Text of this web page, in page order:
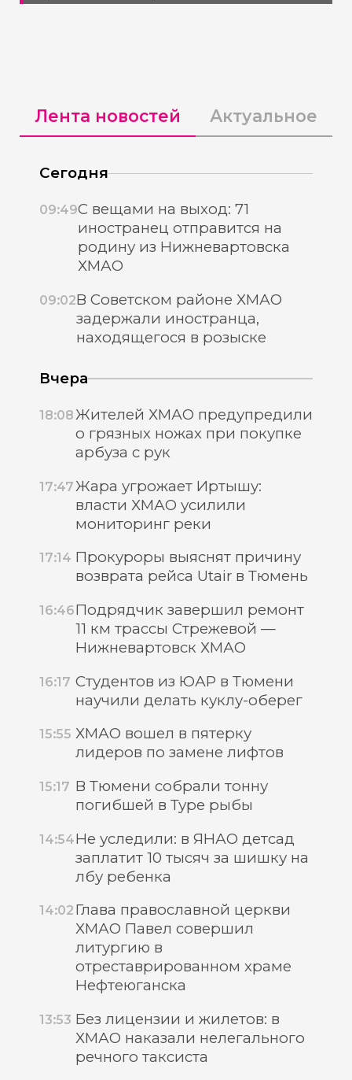
Лента новостей Актуальное
Сегодня
09:49С вещами на выход: 71
иностранец отправится на
родину из Нижневартовска
ХМАО
09:02В Советском районе ХМАО
задержали иностранца,
находящегося в розыске
Вчера
18:08Жителей ХМАО предупредили
о грязных ножах при покупке
арбуза с рук
17:47Жара угрожает Иртышу:
власти ХМАО усилили
мониторинг реки
17:14 Прокуроры выяснят причину
возврата рейса Utair в Тюмень
16:46Подрядчик завершил ремонт
11 км трассы Стрежевой —
Нижневартовск ХМАО
16:17 Студентов из ЮАР в Тюмени
научили делать куклу-оберег
15:55 ХМАО вошел в пятерку
лидеров по замене лифтов
15:17 В Тюмени собрали тонну
погибшей в Туре рыбы
14:54Не уследили: в ЯНАО детсад
заплатит 10 тысяч за шишку на
лбу ребенка
14:02 Глава православной церкви
ХМАО Павел совершил
литургию в
отреставрированном храме
Нефтеюганска
13:53 Без лицензии и жилетов: в
ХМАО наказали нелегального
речного таксиста